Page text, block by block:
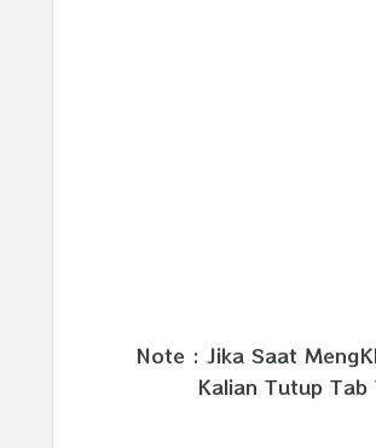
Note : Jika Saat
Kalian Tutup